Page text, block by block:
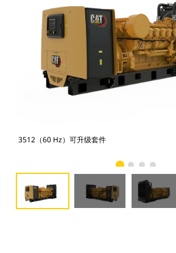
3512（60 Hz）可升级套件